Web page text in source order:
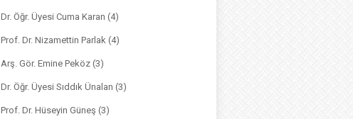
Dr. Öğr. Üyesi Cuma Karan (4)
Prof. Dr. Nizamettin Parlak (4)
Arş. Gör. Emine Peköz (3)
Dr. Öğr. Üyesi Sıddık Ünalan (3)
Prof. Dr. Hüseyin Güneş (3)